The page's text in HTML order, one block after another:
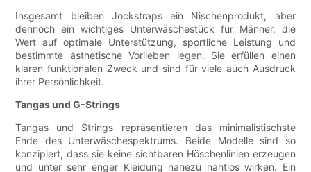
Insgesamt bleiben Jockstraps ein Nischenprodukt, aber
dennoch ein wichtiges Unterwäschestück für Männer, die
Wert auf optimale Unterstützung, sportliche Leistung und
bestimmte ästhetische Vorlieben legen. Sie erfüllen einen
klaren funktionalen Zweck und sind für viele auch Ausdruck
ihrer Persönlichkeit.
Tangas und G-Strings
Tangas und Strings repräsentieren das minimalistischste
Ende des Unterwäschespektrums. Beide Modelle sind so
konzipiert, dass sie keine sichtbaren Höschenlinien erzeugen
und unter sehr enger Kleidung nahezu nahtlos wirken. Ein